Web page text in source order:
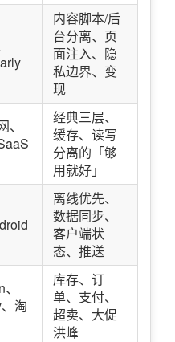
内容脚本/后
台分离、页
面注入、隐
私边界、变
现
经典三层、
缓存、读写
分离的「够
用就好」
离线优先、
数据同步、
客户端状
态、推送
淘
库存、订
单、支付、
超卖、大促
洪峰